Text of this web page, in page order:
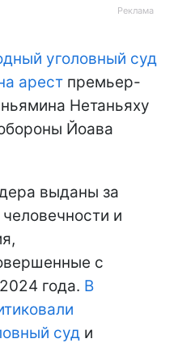
уголовный суд
арест премьер-
Нетаньяху
Йоава
выданы за
и
с
года. В
суд и